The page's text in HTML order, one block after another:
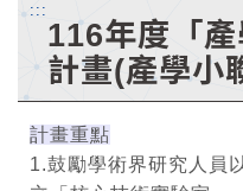
:::
116年度「
計畫(產學小
計畫重點
1.鼓勵學術界研究人員